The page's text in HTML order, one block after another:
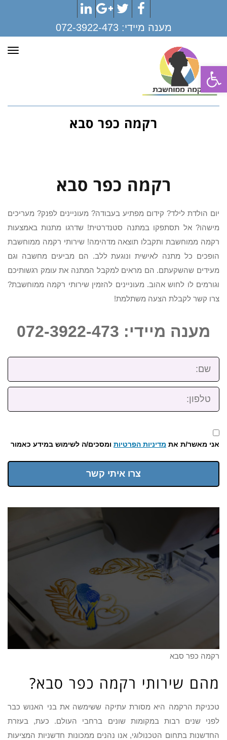
פתח סרגל נגישות
Facebook
Twitter
Google+
LinkedIn
מענה מיידי:072-3922-473
רקמה כפר סבא
רקמה כפר סבא
יום הולדת לילד? קידום מפתיע בעבודה? מעוניינים לפנק? מעריכים
מישהו? אל תסתפקו במתנה סטנדרטית! שדרגו מתנות באמצעות
רקמה ממוחשבת ותקבלו תוצאה מדהימה! שירותי רקמה ממוחשבת
הופכים כל מתנה לאישית ונוגעת ללב. הם מביעים מחשבה וגם
מעידים שהשקעתם. הם מראים למקבל המתנה את עומק רגשותיכם
וגורמים לו לחוש אהוב. מעוניינים להזמין שירותי רקמה ממוחשבת?
צרו קשר לקבלת הצעה משתלמת!
מענה מיידי: 072-3922-473
שם:
טלפון:
אני מאשר/ת את מדיניות הפרטיות ומסכים/ה לשימוש במידע כאמור
צרו איתי קשר
רקמה כפר סבא
מהם שירותי רקמה כפר סבא?
טכניקת הרקמה היא מסורת עתיקה ששימשה את בני האנוש כבר
לפני שנים רבות במקומות שונים ברחבי העולם. כעת, בעזרת
החדשנות בתחום הטכנולוגי, אנו נהנים ממכונות חדשניות המציעות